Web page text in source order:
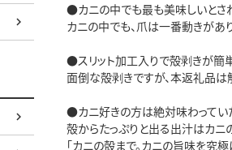
●カニの中でも最も美味しいとさ
カニの中でも、爪は一番動きがあ
●スリット加工入りで殻剥きが簡単
面倒な殻剥きですが、本返礼品は
●カニ好きの方は絶対味わってい
殻からたっぷりと出る出汁はカニ
「カニの殻まで。カニの旨味を究極